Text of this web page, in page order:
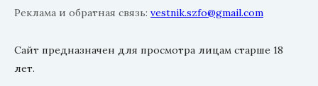
Реклама и обратная связь: vestnik.szfo@gmail.com
Сайт предназначен для просмотра лицам старше 18
лет.